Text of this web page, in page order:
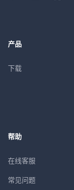
产品
下载
帮助
在线客服
常见问题